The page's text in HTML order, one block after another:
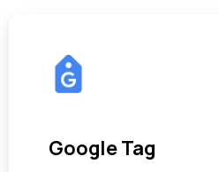
Google Tag